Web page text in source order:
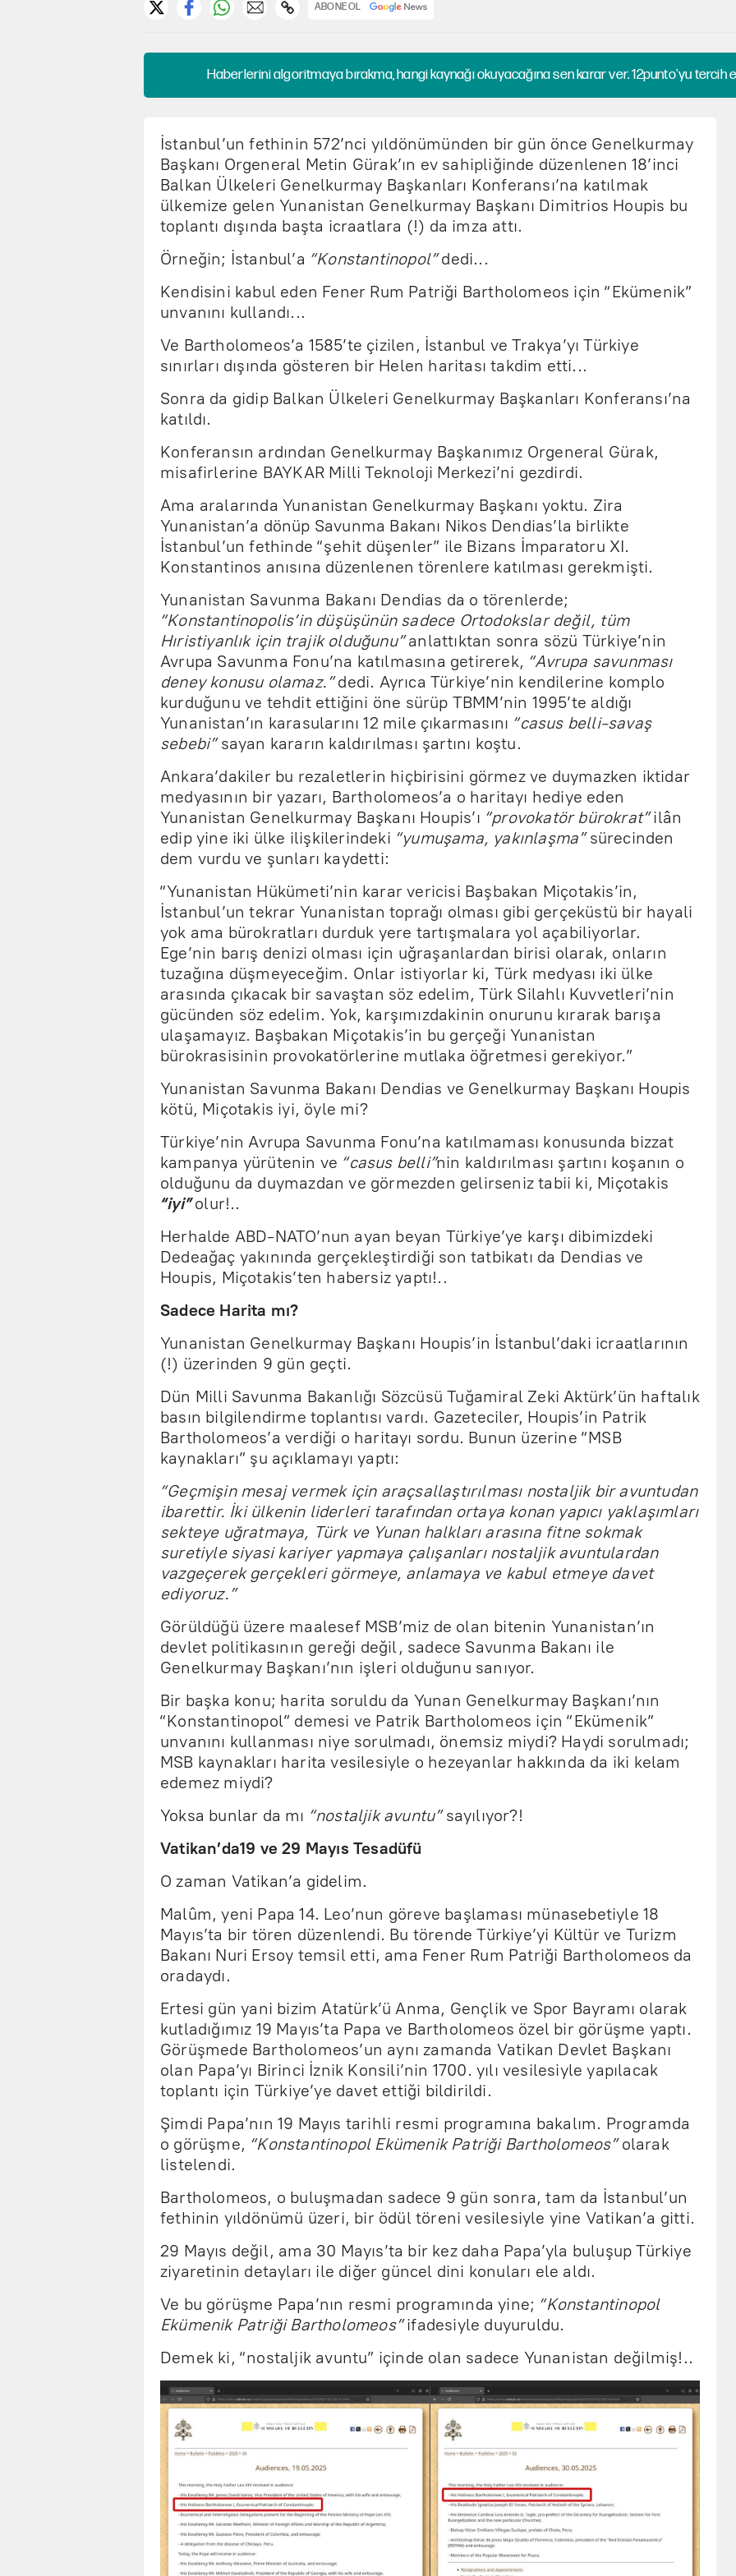
ABONE OL
Haberlerini algoritmaya bırakma, hangi kaynağı okuyacağına sen karar ver. 12punto'yu tercih
İstanbul’un fethinin 572’nci yıldönümünden bir gün önce Genelkurmay
Başkanı Orgeneral Metin Gürak’ın ev sahipliğinde düzenlenen 18’inci
Balkan Ülkeleri Genelkurmay Başkanları Konferansı’na katılmak
ülkemize gelen Yunanistan Genelkurmay Başkanı Dimitrios Houpis bu
toplantı dışında başta icraatlara (!) da imza attı.
Örneğin; İstanbul’a “Konstantinopol”dedi...
Kendisini kabul eden Fener Rum Patriği Bartholomeos için “Ekümenik”
unvanını kullandı...
Ve Bartholomeos’a 1585’te çizilen, İstanbul ve Trakya’yı Türkiye
sınırları dışında gösteren bir Helen haritası takdim etti...
Sonra da gidip Balkan Ülkeleri Genelkurmay Başkanları Konferansı’na
katıldı.
Konferansın ardından Genelkurmay Başkanımız Orgeneral Gürak,
misafirlerine BAYKAR Milli Teknoloji Merkezi’ni gezdirdi.
Ama aralarında Yunanistan Genelkurmay Başkanı yoktu. Zira
Yunanistan’a dönüp Savunma Bakanı Nikos Dendias’la birlikte
İstanbul’un fethinde “şehit düşenler” ile Bizans İmparatoru XI.
Konstantinos anısına düzenlenen törenlere katılması gerekmişti.
Yunanistan Savunma Bakanı Dendias da o törenlerde;
“Konstantinopolis’in düşüşünün sadece Ortodokslar değil, tüm
Hıristiyanlık için trajik olduğunu”anlattıktan sonra sözü Türkiye’nin
Avrupa Savunma Fonu’na katılmasına getirerek, “Avrupa savunması
deney konusu olamaz.”dedi. Ayrıca Türkiye’nin kendilerine komplo
kurduğunu ve tehdit ettiğini öne sürüp TBMM’nin 1995’te aldığı
Yunanistan’ın karasularını 12 mile çıkarmasını “casus belli-savaş
sebebi”sayan kararın kaldırılması şartını koştu.
Ankara’dakiler bu rezaletlerin hiçbirisini görmez ve duymazken iktidar
medyasının bir yazarı, Bartholomeos’a o haritayı hediye eden
Yunanistan Genelkurmay Başkanı Houpis’ı “provokatör bürokrat”ilân
edip yine iki ülke ilişkilerindeki “yumuşama, yakınlaşma”sürecinden
dem vurdu ve şunları kaydetti:
“Yunanistan Hükümeti’nin karar vericisi Başbakan Miçotakis’in,
İstanbul’un tekrar Yunanistan toprağı olması gibi gerçeküstü bir hayali
yok ama bürokratları durduk yere tartışmalara yol açabiliyorlar.
Ege’nin barış denizi olması için uğraşanlardan birisi olarak, onların
tuzağına düşmeyeceğim. Onlar istiyorlar ki, Türk medyası iki ülke
arasında çıkacak bir savaştan söz edelim, Türk Silahlı Kuvvetleri’nin
gücünden söz edelim. Yok, karşımızdakinin onurunu kırarak barışa
ulaşamayız. Başbakan Miçotakis’in bu gerçeği Yunanistan
bürokrasisinin provokatörlerine mutlaka öğretmesi gerekiyor.”
Yunanistan Savunma Bakanı Dendias ve Genelkurmay Başkanı Houpis
kötü, Miçotakis iyi, öyle mi?
Türkiye’nin Avrupa Savunma Fonu’na katılmaması konusunda bizzat
kampanya yürütenin ve “casus belli”nin kaldırılması şartını koşanın o
olduğunu da duymazdan ve görmezden gelirseniz tabii ki, Miçotakis
“iyi”olur!..
Herhalde ABD-NATO’nun ayan beyan Türkiye’ye karşı dibimizdeki
Dedeağaç yakınında gerçekleştirdiği son tatbikatı da Dendias ve
Houpis, Miçotakis’ten habersiz yaptı!..
Sadece Harita mı?
Yunanistan Genelkurmay Başkanı Houpis’in İstanbul’daki icraatlarının
(!) üzerinden 9 gün geçti.
Dün Milli Savunma Bakanlığı Sözcüsü Tuğamiral Zeki Aktürk’ün haftalık
basın bilgilendirme toplantısı vardı. Gazeteciler, Houpis’in Patrik
Bartholomeos’a verdiği o haritayı sordu. Bunun üzerine “MSB
kaynakları” şu açıklamayı yaptı:
“Geçmişin mesaj vermek için araçsallaştırılması nostaljik bir avuntudan
ibarettir. İki ülkenin liderleri tarafından ortaya konan yapıcı yaklaşımları
sekteye uğratmaya, Türk ve Yunan halkları arasına fitne sokmak
suretiyle siyasi kariyer yapmaya çalışanları nostaljik avuntulardan
vazgeçerek gerçekleri görmeye, anlamaya ve kabul etmeye davet
ediyoruz.”
Görüldüğü üzere maalesef MSB’miz de olan bitenin Yunanistan’ın
devlet politikasının gereği değil, sadece Savunma Bakanı ile
Genelkurmay Başkanı’nın işleri olduğunu sanıyor.
Bir başka konu; harita soruldu da Yunan Genelkurmay Başkanı’nın
“Konstantinopol” demesi ve Patrik Bartholomeos için “Ekümenik”
unvanını kullanması niye sorulmadı, önemsiz miydi? Haydi sorulmadı;
MSB kaynakları harita vesilesiyle o hezeyanlar hakkında da iki kelam
edemez miydi?
Yoksa bunlar da mı “nostaljik avuntu”sayılıyor?!
Vatikan’da19 ve 29 Mayıs Tesadüfü
O zaman Vatikan’a gidelim.
Malûm, yeni Papa 14. Leo’nun göreve başlaması münasebetiyle 18
Mayıs’ta bir tören düzenlendi. Bu törende Türkiye’yi Kültür ve Turizm
Bakanı Nuri Ersoy temsil etti, ama Fener Rum Patriği Bartholomeos da
oradaydı.
Ertesi gün yani bizim Atatürk’ü Anma, Gençlik ve Spor Bayramı olarak
kutladığımız 19 Mayıs’ta Papa ve Bartholomeos özel bir görüşme yaptı.
Görüşmede Bartholomeos’un aynı zamanda Vatikan Devlet Başkanı
olan Papa’yı Birinci İznik Konsili’nin 1700. yılı vesilesiyle yapılacak
toplantı için Türkiye’ye davet ettiği bildirildi.
Şimdi Papa’nın 19 Mayıs tarihli resmi programına bakalım. Programda
o görüşme, “Konstantinopol Ekümenik Patriği Bartholomeos”olarak
listelendi.
Bartholomeos, o buluşmadan sadece 9 gün sonra, tam da İstanbul’un
fethinin yıldönümü üzeri, bir ödül töreni vesilesiyle yine Vatikan’a gitti.
29 Mayıs değil, ama 30 Mayıs’ta bir kez daha Papa’yla buluşup Türkiye
ziyaretinin detayları ile diğer güncel dini konuları ele aldı.
Ve bu görüşme Papa’nın resmi programında yine; “Konstantinopol
Ekümenik Patriği Bartholomeos”ifadesiyle duyuruldu.
Demek ki, “nostaljik avuntu” içinde olan sadece Yunanistan değilmiş!..